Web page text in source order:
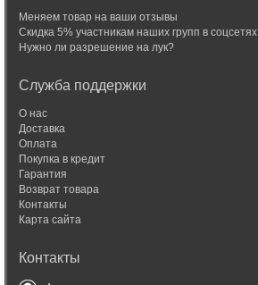
Меняем товар на ваши отзывы
Скидка 5% участникам наших групп в соцсетях
Нужно ли разрешение на лук?
Служба поддержки
О нас
Доставка
Оплата
Покупка в кредит
Гарантия
Возврат товара
Контакты
Карта сайта
Контакты